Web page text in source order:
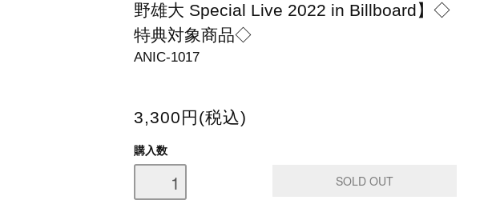
野雄大 Special Live 2022 in Billboard】◇
特典対象商品◇
ANIC-1017
3,300円(税込)
購入数